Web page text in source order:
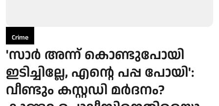
Crime
'സാർ അന്ന് കൊണ്ടുപോയി
ഇടിച്ചില്ലേ, എന്റെ പപ്പ പോയി':
വീണ്ടും കസ്റ്റഡി മർദനം?